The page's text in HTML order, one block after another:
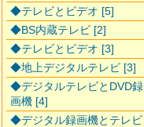
◆テレビとビデオ [5]
◆BS内蔵テレビ [2]
◆テレビとビデオ [3]
◆地上デジタルテレビ [3]
◆デジタルテレビとDVD録
画機 [4]
◆デジタル録画機とテレビ